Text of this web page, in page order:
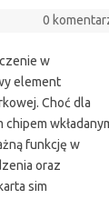
0
w
element
Choć dla
funkcję w
oraz
sim